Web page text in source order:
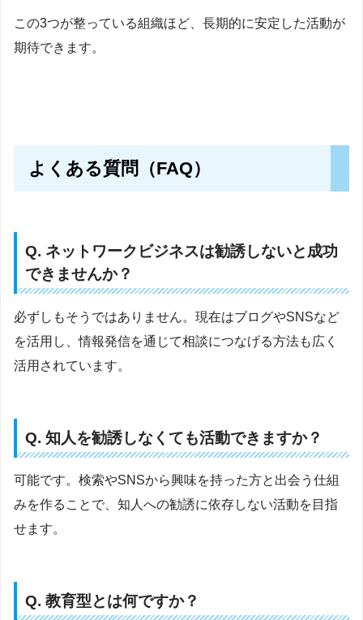
この3つが整っている組織ほど、長期的に安定した活動が
期待できます。
よくある質問（FAQ）
Q. ネットワークビジネスは勧誘しないと成功
できませんか？
必ずしもそうではありません。現在はブログやSNSなど
を活用し、情報発信を通じて相談につなげる方法も広く
活用されています。
Q. 知人を勧誘しなくても活動できますか？
可能です。検索やSNSから興味を持った方と出会う仕組
みを作ることで、知人への勧誘に依存しない活動を目指
せます。
Q. 教育型とは何ですか？